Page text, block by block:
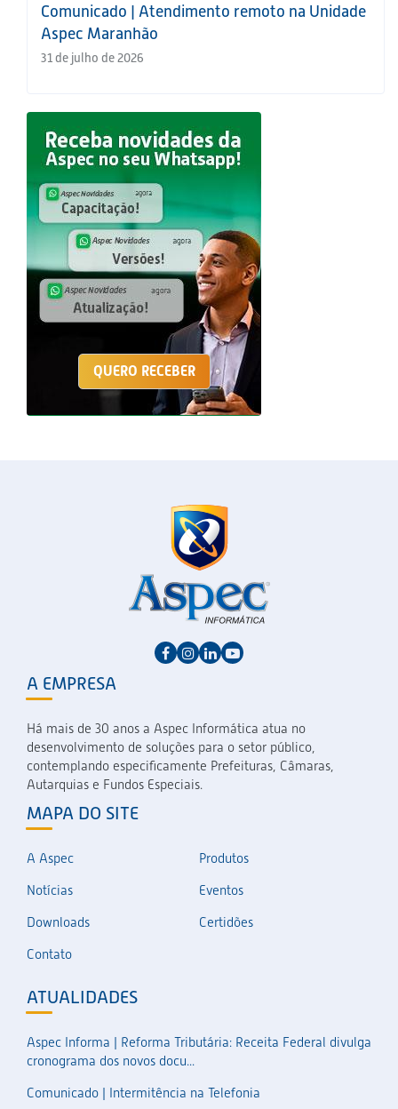
Comunicado | Atendimento remoto na Unidade
Aspec Maranhão
31 de julho de 2026
QUERO RECEBER
A EMPRESA
Há mais de 30 anos a Aspec Informática atua no
desenvolvimento de soluções para o setor público,
contemplando especificamente Prefeituras, Câmaras,
Autarquias e Fundos Especiais.
MAPA DO SITE
A Aspec
Produtos
Notícias
Eventos
Downloads
Certidões
Contato
ATUALIDADES
Aspec Informa | Reforma Tributária: Receita Federal divulga
cronograma dos novos docu...
Comunicado | Intermitência na Telefonia